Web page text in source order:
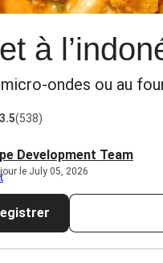
à
ondes ou au
3.5(538)
Development Team
le July 05, 2026